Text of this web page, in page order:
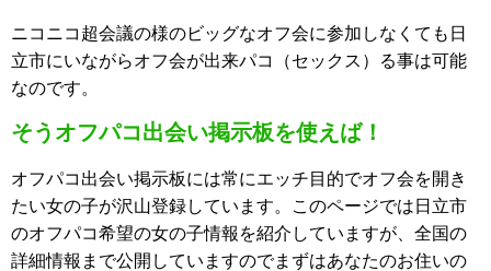
ニコニコ超会議の様のビッグなオフ会に参加しなくても日
立市にいながらオフ会が出来パコ（セックス）る事は可能
なのです。
そうオフパコ出会い掲示板を使えば！
オフパコ出会い掲示板には常にエッチ目的でオフ会を開き
たい女の子が沢山登録しています。このページでは日立市
のオフパコ希望の女の子情報を紹介していますが、全国の
詳細情報まで公開していますのでまずはあなたのお住いの